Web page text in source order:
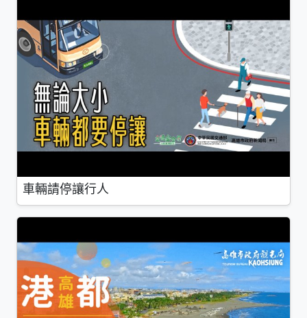
車輛請停讓行人